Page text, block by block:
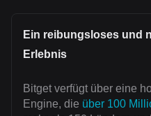
Ein reibungsloses und
Erlebnis
Bitget verfügt über eine
Engine, die über 100